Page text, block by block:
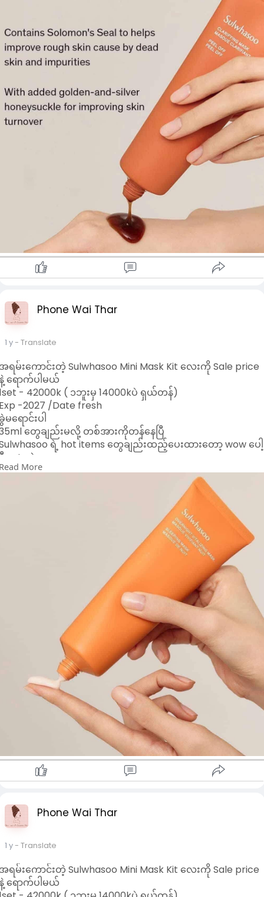
ြီးတော့ လိမ်းအိပ်လိုက်ရင် မနက်ကျ စိုအိတင်းရင်းပြီး ကျန်းမာတဲ့
သားအရေကို ပိုင်ဆိုင်စေမယ့် Sleeping mask လေးလဲပါတော့
သားရည်ရှယ်ကောင်းလာပြီး ကြည်ဝင်းချောမွတ်လာစေမှာ အသေ
ျာပါပဲနော်
09449002478
ကိုလဲ ဆက်သွယ်မှာယူနိုင်ပါတယ်
Phone Wai Thar
1 y- Translate
ရမ်းကောင်းတဲ့ Sulwhasoo Mini Mask Kit လေးကို Sale price
ရောက်ပါမယ်
- 42000k ( ၁ဘူးမှ 14000kပဲ ရှယ်တန်)
-2027 /Date fresh
မရောင်းပါ
တွေချည်းမလို့ တစ်အားကိုတန်နေပြီ
ရဲ့ hot items တွေချည်းထည့်ပေးထားတော့ wow ပေါ့
set ထဲမှာလေ
ျက်နှာပေါ်က အညစ်အကြေး အဆီဖု အဆီခဲတွေကို အကုန်ဖယ်ရှား
ေးပြီး မျက်နှာလေးလင်းလာစေတဲ့ Exfoliant ပါမယ်
ြီးတော့ အရမ်းနာမည်ကြီးတဲ့ Sulwhasoo ရဲ့ peel off mask ပါ
ြီးတော့ လိမ်းအိပ်လိုက်ရင် မနက်ကျ စိုအိတင်းရင်းပြီး ကျန်းမာတဲ့
သားအရေကို ပိုင်ဆိုင်စေမယ့် Sleeping mask လေးလဲပါတော့
သားရည်ရှယ်ကောင်းလာပြီး ကြည်ဝင်းချောမွတ်လာစေမှာ အသေ
ကိုလဲ ဆက်သွယ်မှာယူနိုင်ပါတယ်
More
Phone Wai Thar
1 y- Translate
ရမ်းကောင်းတဲ့ Sulwhasoo Mini Mask Kit လေးကို Sale price
ရောက်ပါမယ်